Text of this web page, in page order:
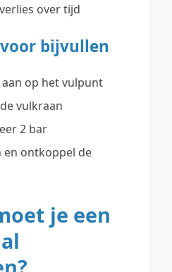
over tijd
bijvullen
op het vulpunt
vulkraan
2 bar
en ontkoppel de
je een